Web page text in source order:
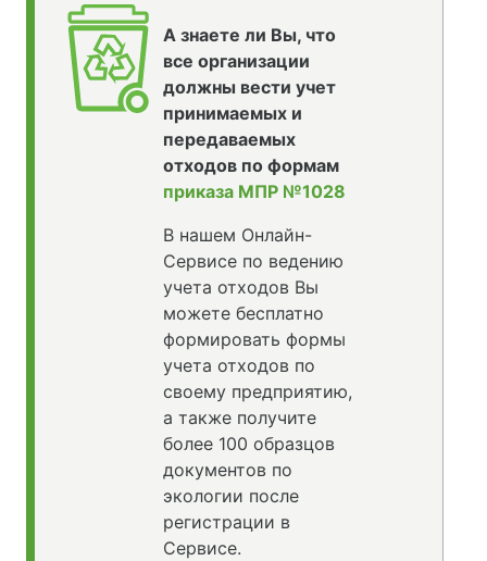
А знаете ли Вы, что
все организации
должны вести учет
принимаемых и
передаваемых
отходов по формам
приказа МПР №1028
В нашем Онлайн-
Сервисе по ведению
учета отходов Вы
можете бесплатно
формировать формы
учета отходов по
своему предприятию,
а также получите
более 100 образцов
документов по
экологии после
регистрации в
Сервисе.